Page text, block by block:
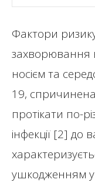
Фактори
захворювання
носієм та
19, спричинена
протікати по-
інфекції [2] до
ушкодженням у